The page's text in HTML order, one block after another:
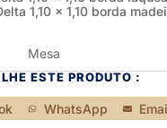
1,10 x 1,10 borda
Mesa
ESTE PRODUTO :
WhatsApp